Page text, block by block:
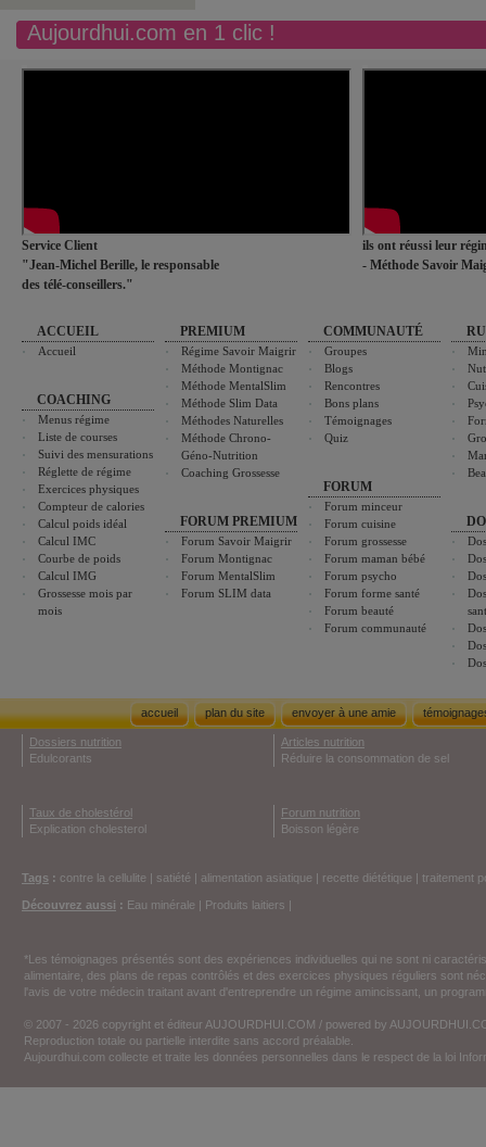
Aujourdhui.com en 1 clic !
Service Client
"Jean-Michel Berille, le responsable
des télé-conseillers."
ils ont réussi leur
- Méthode Savoir
ACCUEIL
Accueil
COACHING
Menus régime
Liste de courses
Suivi des mensurations
Réglette de régime
Exercices physiques
Compteur de calories
Calcul poids idéal
Calcul IMC
Courbe de poids
Calcul IMG
Grossesse mois par
mois
PREMIUM
Régime Savoir Maigrir
Méthode Montignac
Méthode MentalSlim
Méthode Slim Data
Méthodes Naturelles
Méthode Chrono-
Géno-Nutrition
Coaching Grossesse
FORUM PREMIUM
Forum Savoir Maigrir
Forum Montignac
Forum MentalSlim
Forum SLIM data
COMMUNAUTÉ
Groupes
Blogs
Rencontres
Bons plans
Témoignages
Quiz
FORUM
Forum minceur
Forum cuisine
Forum grossesse
Forum maman bébé
Forum psycho
Forum forme santé
Forum beauté
Forum communauté
accueil plan du site envoyer à une amie
Dossiers nutrition
Edulcorants
Articles nutrition
Réduire la consommation de sel
Taux de cholestérol
Explication cholesterol
Forum nutrition
Boisson légère
Tags : contre la cellulite | satiété | alimentation asiatique | recette diététique | traitement
Découvrez aussi : Eau minérale | Produits laitiers |
*Les témoignages présentés sont des expériences individuelles qui ne sont ni
alimentaire, des plans de repas contrôlés et des exercices physiques réguliers sont
l'avis de votre médecin traitant avant d'entreprendre un régime amincissant, un
© 2007 - 2026 copyright et éditeur AUJOURDHUI.COM / powered by
Reproduction totale ou partielle interdite sans accord préalable.
Aujourdhui.com collecte et traite les données personnelles dans le respect de la loi